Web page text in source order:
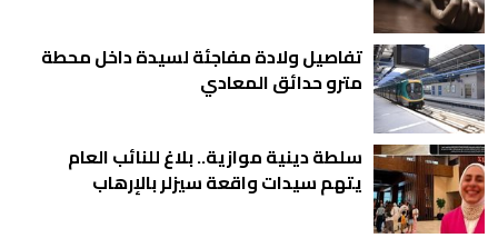
تفاصيل ولادة مفاجئة لسيدة داخل محطة
مترو حدائق المعادي
سلطة دينية موازية.. بلاغ للنائب العام
يتهم سيدات واقعة سيزلر بالإرهاب